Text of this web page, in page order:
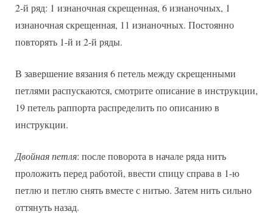
2-й ряд: 1 изнаночная скрещенная, 6 изнаночных, 1
изнаночная скрещенная, 11 изнаночных. Постоянно
повторять 1-й и 2-й ряды.
В завершение вязания 6 петель между скрещенными
петлями распускаются, смотрите описание в инструкции,
19 петель раппорта распределить по описанию в
инструкции.
Двойная петля: после поворота в начале ряда нить
проложить перед работой, ввести спицу справа в 1-ю
петлю и петлю снять вместе с нитью. Затем нить сильно
оттянуть назад.